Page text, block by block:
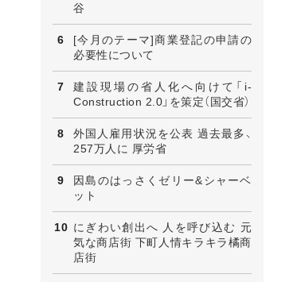
谷
[今月のテーマ]商業登記の申請の
必要性について
建設現場の省人化へ向けて「i-
Construction 2.0」を策定（国交省）
外国人雇用状況を公表 過去最多、
257万人に 厚労省
因島のはっさくゼリー&シャーベ
ット
にぎわい創出へ 人を呼び込む 元
気な商店街 下町人情キラキラ橘商
店街